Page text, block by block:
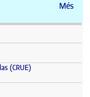
Més
(CRUE)